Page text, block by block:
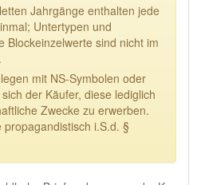
Jahrgänge enthalten jede
Untertypen und
Blockeinzelwerte sind nicht im
mit NS-Symbolen oder
der Käufer, diese lediglich
Zwecke zu erwerben.
i.S.d. §